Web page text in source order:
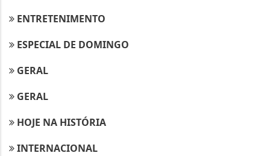
ENTRETENIMENTO
ESPECIAL DE DOMINGO
GERAL
GERAL
HOJE NA HISTÓRIA
INTERNACIONAL